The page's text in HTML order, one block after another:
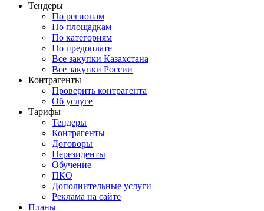
Тендеры
По регионам
По площадкам
По категориям
По предоплате
Все закупки Казахстана
Все закупки России
Контрагенты
Проверить контрагента
Об услуге
Тарифы
Тендеры
Контрагенты
Договоры
Нерезиденты
Обучение
ПКО
Дополнительные услуги
Реклама на сайте
Планы